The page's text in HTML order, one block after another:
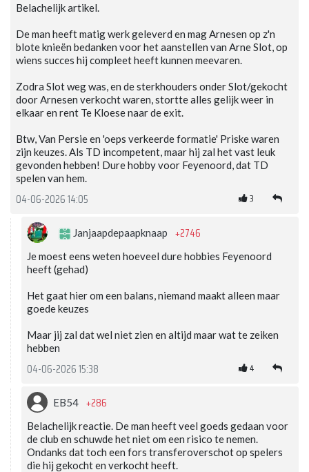
Belachelijk artikel.
De man heeft matig werk geleverd en mag Arnesen op z'n
blote knieën bedanken voor het aanstellen van Arne Slot, op
wiens succes hij compleet heeft kunnen meevaren.
Zodra Slot weg was, en de sterkhouders onder Slot/gekocht
door Arnesen verkocht waren, stortte alles gelijk weer in
elkaar en rent Te Kloese naar de exit.
Btw, Van Persie en 'oeps verkeerde formatie' Priske waren
zijn keuzes. Als TD incompetent, maar hij zal het vast leuk
gevonden hebben! Dure hobby voor Feyenoord, dat TD
spelen van hem.
04-06-2026 14:05 3
Janjaapdepaapknaap +2746
Je moest eens weten hoeveel dure hobbies Feyenoord
heeft (gehad)
Het gaat hier om een balans, niemand maakt alleen maar
goede keuzes
Maar jij zal dat wel niet zien en altijd maar wat te zeiken
hebben
04-06-2026 15:38 4
EB54 +286
Belachelijk reactie. De man heeft veel goeds gedaan voor
de club en schuwde het niet om een risico te nemen.
Ondanks dat toch een fors transferoverschot op spelers
die hij gekocht en verkocht heeft.